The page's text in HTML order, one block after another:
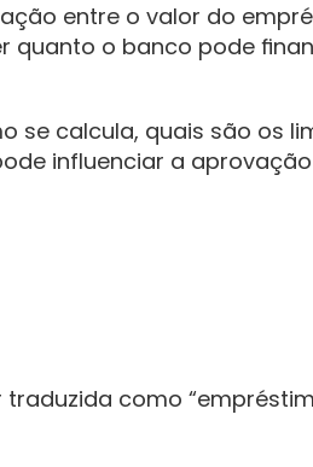
entre o valor do
quanto o banco pode
se calcula, quais são os
influenciar a
como